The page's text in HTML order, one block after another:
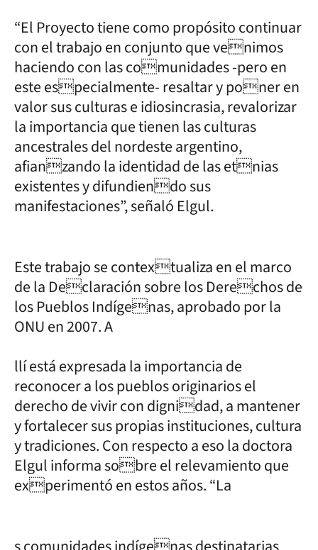
“El Proyecto tiene como propósito continuar
con el trabajo en conjunto que venimos
haciendo con las comunidades -pero en
este especialmente- resaltar y poner en
valor sus culturas e idiosincrasia, revalorizar
la importancia que tienen las culturas
ancestrales del nordeste argentino,
afianzando la identidad de las etnias
existentes y difundiendo sus
manifestaciones”, señaló Elgul.
Este trabajo se contextualiza en el marco
de la Declaración sobre los Derechos de
los Pueblos Indígenas, aprobado por la
ONU en 2007. A
llí está expresada la importancia de
reconocer a los pueblos originarios el
derecho de vivir con dignidad, a mantener
y fortalecer sus propias instituciones, cultura
y tradiciones. Con respecto a eso la doctora
Elgul informa sobre el relevamiento que
experimentó en estos años. “La